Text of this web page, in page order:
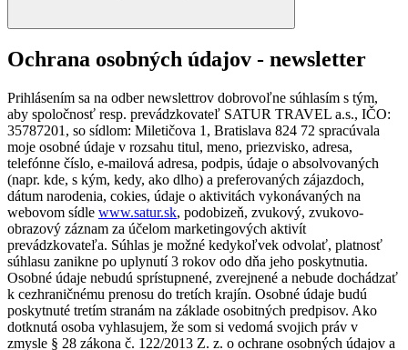
Ochrana osobných údajov - newsletter
Prihlásením sa na odber newslettrov dobrovoľne súhlasím s tým,
aby spoločnosť resp. prevádzkovateľ SATUR TRAVEL a.s., IČO:
35787201, so sídlom: Miletičova 1, Bratislava 824 72 spracúvala
moje osobné údaje v rozsahu titul, meno, priezvisko, adresa,
telefónne číslo, e-mailová adresa, podpis, údaje o absolvovaných
(napr. kde, s kým, kedy, ako dlho) a preferovaných zájazdoch,
dátum narodenia, cokies, údaje o aktivitách vykonávaných na
webovom sídle www.satur.sk, podobizeň, zvukový, zvukovo-
obrazový záznam za účelom marketingových aktivít
prevádzkovateľa. Súhlas je možné kedykoľvek odvolať, platnosť
súhlasu zanikne po uplynutí 3 rokov odo dňa jeho poskytnutia.
Osobné údaje nebudú sprístupnené, zverejnené a nebude dochádzať
k cezhraničnému prenosu do tretích krajín. Osobné údaje budú
poskytnuté tretím stranám na základe osobitných predpisov. Ako
dotknutá osoba vyhlasujem, že som si vedomá svojich práv v
zmysle § 28 zákona č. 122/2013 Z. z. o ochrane osobných údajov a